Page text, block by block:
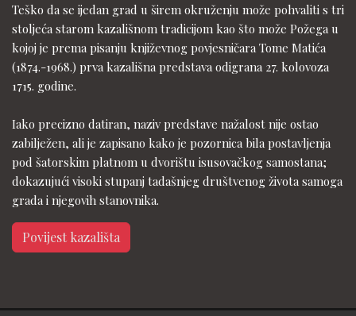
Teško da se ijedan grad u širem okruženju može pohvaliti s tri
stoljeća starom kazališnom tradicijom kao što može Požega u
kojoj je prema pisanju književnog povjesničara Tome Matića
(1874.-1968.) prva kazališna predstava odigrana 27. kolovoza
1715. godine.
Iako precizno datiran, naziv predstave nažalost nije ostao
zabilježen, ali je zapisano kako je pozornica bila postavljenja
pod šatorskim platnom u dvorištu isusovačkog samostana;
dokazujući visoki stupanj tadašnjeg društvenog života samoga
grada i njegovih stanovnika.
Povijest kazališta